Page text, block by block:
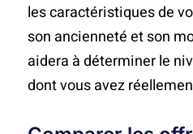
les caractéristiques de
son ancienneté et son
aidera à déterminer le
dont vous avez